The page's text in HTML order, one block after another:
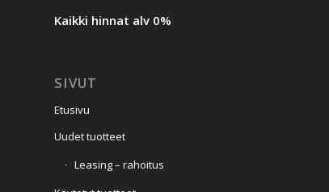
Kaikki hinnat alv 0%
SIVUT
Etusivu
Uudet tuotteet
Leasing – rahoitus